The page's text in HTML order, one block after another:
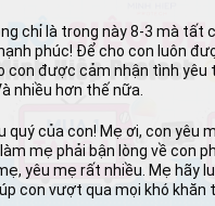
chỉ là trong này 8-3 mà tất
phúc! Để cho con luôn
con được cảm nhận tình yêu
nhiều hơn thế nữa.
quý của con! Mẹ ơi, con yêu
mẹ phải bận lòng về con
yêu mẹ rất nhiều. Mẹ hãy
con vượt qua mọi khó khăn